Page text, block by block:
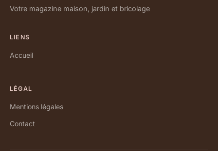
Votre magazine maison, jardin et bricolage
LIENS
Accueil
LÉGAL
Mentions légales
Contact